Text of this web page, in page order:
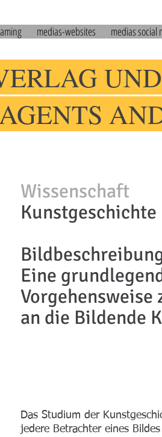
medias-websites medias social
Wissenschaft
Kunstgeschichte
Eine
Vorgehensweise
an die Bildende
Das Studium der
jedere Betrachter eines